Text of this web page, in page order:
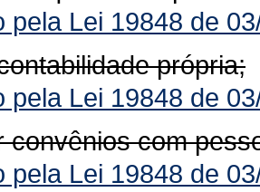
pela Lei 19848 de
própria;
pela Lei 19848 de
convênios com
pela Lei 19848 de